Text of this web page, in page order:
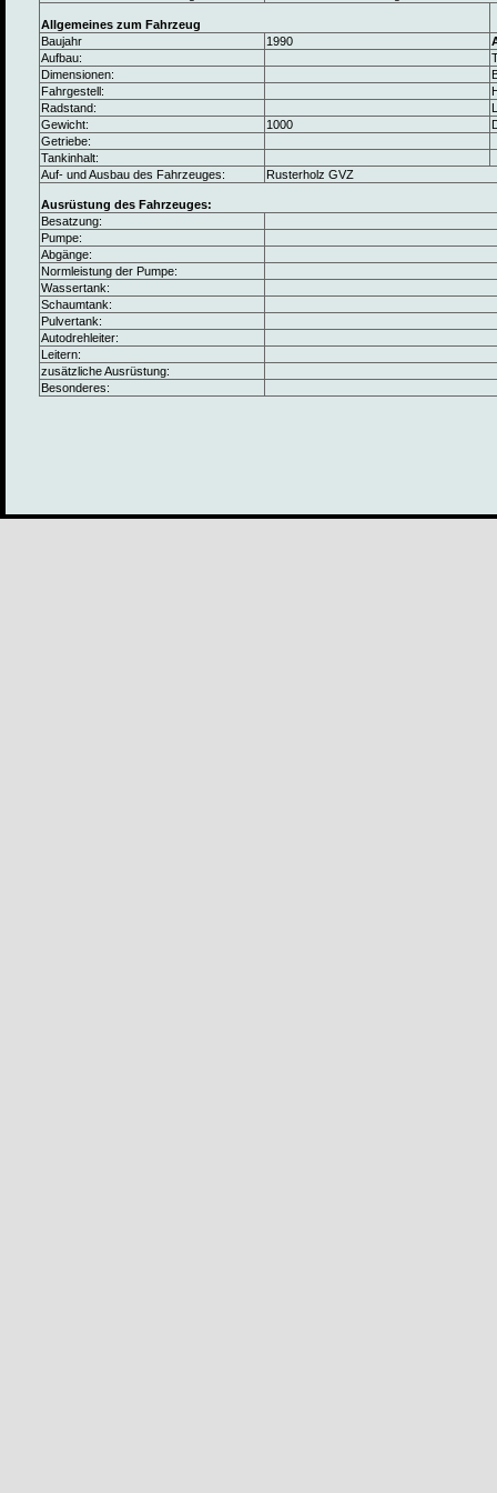
Allgemeines zum Fahrzeug
Baujahr
1990
Aufbau:
Dimensionen:
Fahrgestell:
Radstand:
Gewicht:
1000
Getriebe:
Tankinhalt:
Auf- und Ausbau des Fahrzeuges:
Rusterholz GVZ
Ausrüstung des Fahrzeuges:
Besatzung:
Pumpe:
Abgänge:
Normleistung der Pumpe:
Wassertank:
Schaumtank:
Pulvertank:
Autodrehleiter:
Leitern:
zusätzliche Ausrüstung:
Besonderes: